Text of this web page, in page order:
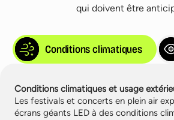
qui doivent être
Conditions climatiques
Conditions climatiques et usage
Les festivals et concerts en plein air
écrans géants LED à des conditions